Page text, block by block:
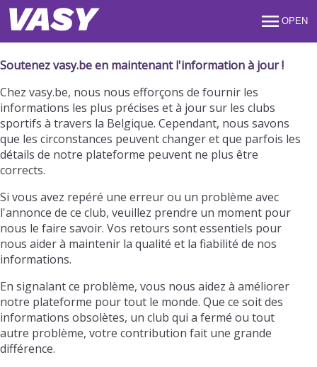
OPEN
Soutenez vasy.be en maintenant l'information à jour !
Chez vasy.be, nous nous efforçons de fournir les
informations les plus précises et à jour sur les clubs
sportifs à travers la Belgique. Cependant, nous savons
que les circonstances peuvent changer et que parfois les
détails de notre plateforme peuvent ne plus être
corrects.
Si vous avez repéré une erreur ou un problème avec
l'annonce de ce club, veuillez prendre un moment pour
nous le faire savoir. Vos retours sont essentiels pour
nous aider à maintenir la qualité et la fiabilité de nos
informations.
En signalant ce problème, vous nous aidez à améliorer
notre plateforme pour tout le monde. Que ce soit des
informations obsolètes, un club qui a fermé ou tout
autre problème, votre contribution fait une grande
différence.